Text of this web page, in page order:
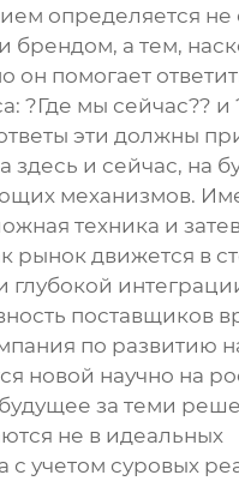
определяется не
брендом, а тем,
он помогает
?Где мы сейчас?? и
эти должны
здесь и сейчас, на
механизмов.
техника и
рынок движется в
глубокой
поставщиков
по развитию
новой научно на
за теми
не в идеальных
с учетом суровых